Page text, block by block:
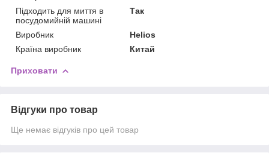
Підходить для миття в
посудомийній машині
Так
Виробник
Helios
Країна виробник
Китай
Приховати
Відгуки про товар
Ще немає відгуків про цей товар